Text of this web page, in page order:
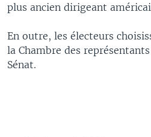
plus ancien dirigeant
En outre, les électeurs
la Chambre des
Sénat.